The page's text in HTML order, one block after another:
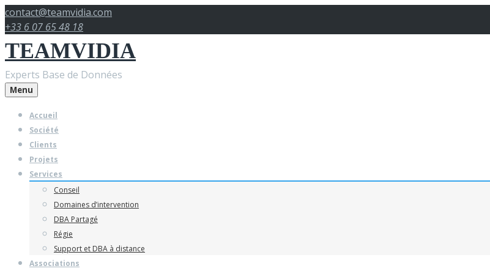
Skip
to
content
contact@teamvidia.com
+33 6 07 65 48 18
TEAMVIDIA
Experts Base de Données
Menu
Accueil
Société
Clients
Projets
Services
Conseil
Domaines d’intervention
DBA Partagé
Régie
Support et DBA à distance
Associations